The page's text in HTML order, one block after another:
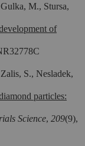
M., Stursa,
of
S., Nesladek,
particles:
Science, 209(9),